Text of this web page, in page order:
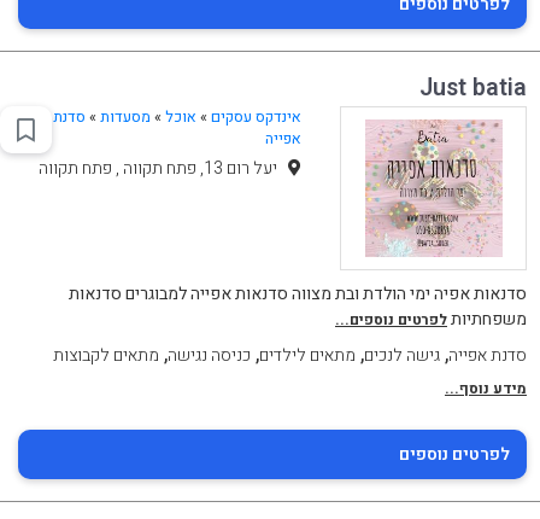
Just batia
אינדקס עסקים » אוכל» מסעדות» סדנת
אפייה
יעל רום 13, פתח תקווה , פתח תקווה
סדנאות אפיה ימי הולדת ובת מצווה סדנאות אפייה למבוגרים סדנאות
משפחתיותלפרטים נוספים...
סדנת אפייה,גישה לנכים, מתאים לילדים, כניסה נגישה, מתאים לקבוצות
מידע נוסף...
לפרטים נוספים